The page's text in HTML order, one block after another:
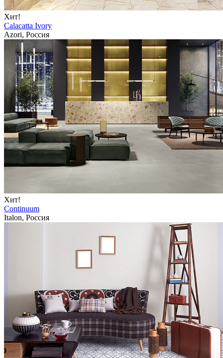
Хит!
Calacatta Ivory
Azori, Россия
Хит!
Continuum
Italon, Россия